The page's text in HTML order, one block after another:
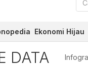
Ekonomi Hijau
DATA